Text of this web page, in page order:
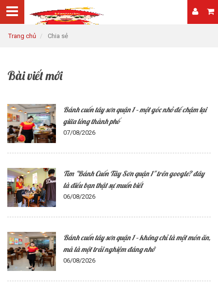
Trang chủ Chia sẻ
Bài viết mới
Bánh cuốn tây sơn quận 1 – một góc nhỏ để chậm lại
giữa lòng thành phố
07/08/2026
Tìm "Bánh Cuốn Tây Sơn quận 1" trên google? đây
là điều bạn thật sự muốn biết
06/08/2026
Bánh cuốn tây sơn quận 1 – không chỉ là một món ăn,
mà là một trải nghiệm đáng nhớ
06/08/2026